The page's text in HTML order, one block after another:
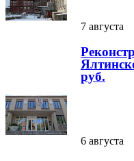
7 августа
руб.
6 августа